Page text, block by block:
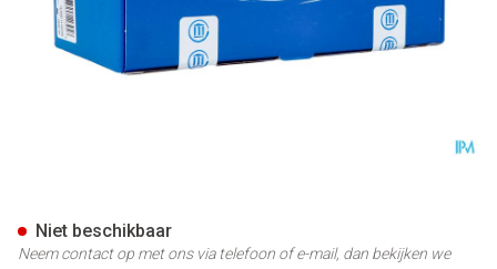
Niet beschikbaar
Neem contact op met ons via telefoon of e-mail, dan bekijken we